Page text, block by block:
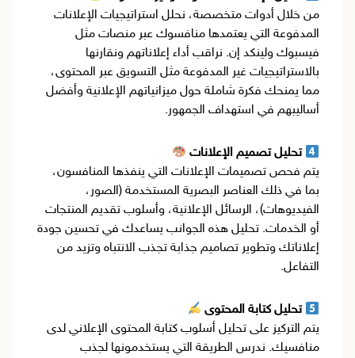
من خلال أدوات متخصصة، نحلل استراتيجيات الإعلانات
المدفوعة التي يعتمدها منافسوك عبر منصات مثل
فيسبوك ولينكد إن. نراقب أداء إعلاناتهم ونقارنها
بالاستراتيجيات غير المدفوعة مثل التسويق عبر المحتوى،
مما يمنحك فكرة شاملة حول ميزانياتهم الإعلانية وأفضل
أساليبهم في استهداف الجمهور.
تحليل تصميم الإعلانات
يتم فحص تصميمات الإعلانات التي ينفذها المنافسون،
بما في ذلك العناصر البصرية المستخدمة (الصور،
الفيديوهات)، الرسائل الإعلانية، وأسلوب تقديم المنتجات
أو الخدمات. تحليل هذه الجوانب يساعدك في تحسين جودة
إعلاناتك وتطوير تصاميم جذابة تجذب الانتباه وتزيد من
التفاعل.
تحليل كتابة المحتوى
يتم التركيز على تحليل أسلوب كتابة المحتوى الإعلاني لدى
منافسيك. ندرس الطريقة التي يستخدمونها لجذب